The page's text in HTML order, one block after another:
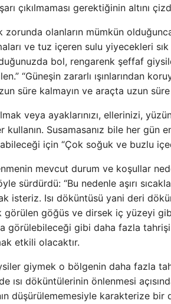
çıkılmaması gerektiğinin altını
zorunda olanların mümkün
ve tuz içeren sulu yiyecekleri
bol, rengarenk şeffaf
“Güneşin zararlı ışınlarından
süre kalmayın ve araçta uzun süre
veya ayaklarınızı, ellerinizi,
kullanın. Susamasanız bile her
için “Çok soğuk ve buzlu
mevcut durum ve koşullar
sürdürdü: “Bu nedenle aşırı
isteriz. Isı döküntüsü yani deri
görülen göğüs ve dirsek iç yüzeyi
görülebileceği gibi daha fazla
etkili olacaktır.
giymek o bölgenin daha fazla
ısı döküntülerinin önlenmesi
düşürülememesiyle karakterize